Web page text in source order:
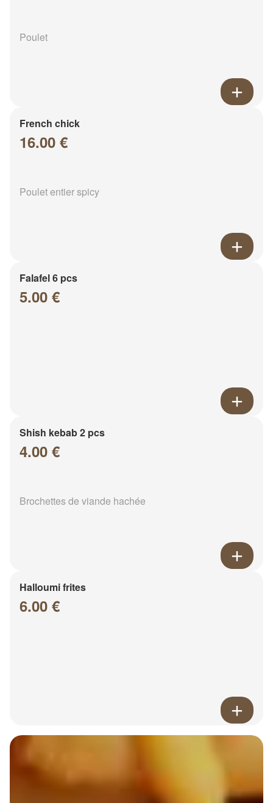
Poulet
French chick
16.00 €
Poulet entier spicy
Falafel 6 pcs
5.00 €
Shish kebab 2 pcs
4.00 €
Brochettes de viande hachée
Halloumi frites
6.00 €